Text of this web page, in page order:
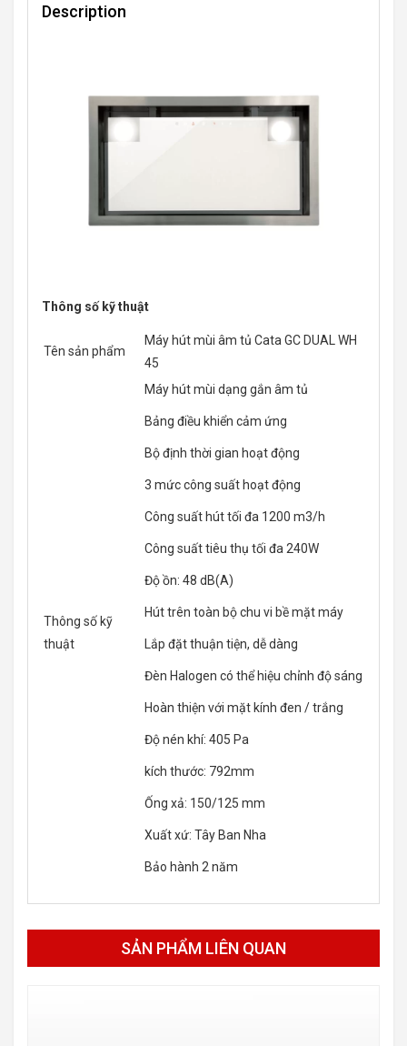
Description
Thông số kỹ thuật
Tên sản phẩm
Máy hút mùi âm tủ Cata GC DUAL WH
45
Thông số kỹ
thuật
Máy hút mùi dạng gắn âm tủ
Bảng điều khiển cảm ứng
Bộ định thời gian hoạt động
3 mức công suất hoạt động
Công suất hút tối đa 1200 m3/h
Công suất tiêu thụ tối đa 240W
Độ ồn: 48 dB(A)
Hút trên toàn bộ chu vi bề mặt máy
Lắp đặt thuận tiện, dễ dàng
Đèn Halogen có thể hiệu chỉnh độ sáng
Hoàn thiện với mặt kính đen / trắng
Độ nén khí: 405 Pa
kích thước: 792mm
Ống xả: 150/125 mm
Xuất xứ: Tây Ban Nha
Bảo hành 2 năm
SẢN PHẨM LIÊN QUAN